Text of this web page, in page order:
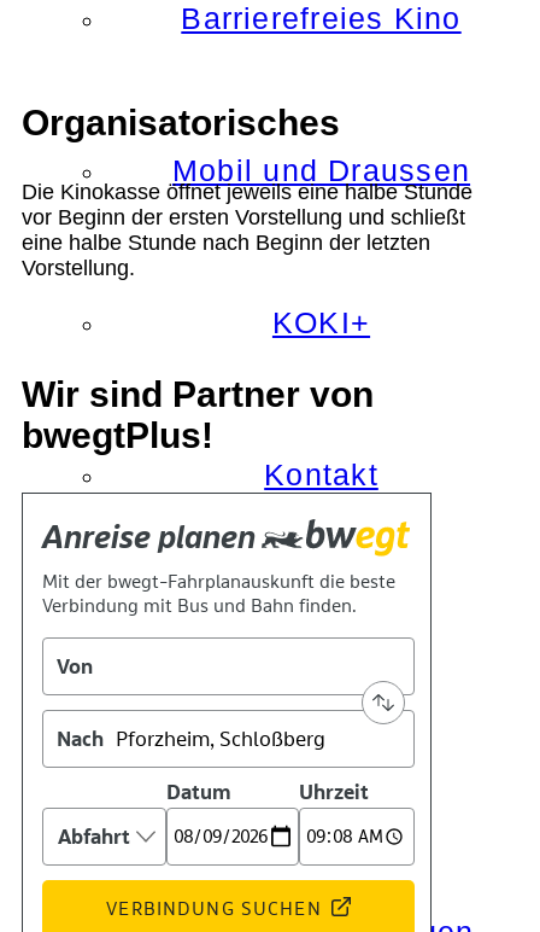
Barrierefreies Kino
Mobil und Draussen
KOKI+
Kontakt
Kino
Das Team
Organisatorisches
Die Kinokasse öffnet jeweils eine halbe Stunde
vor Beginn der ersten Vorstellung und schließt
eine halbe Stunde nach Beginn der letzten
Vorstellung.
Wir sind Partner von
bwegtPlus!